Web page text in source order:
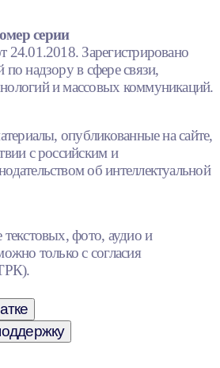
серии
Зарегистрировано
надзору в сфере связи,
и массовых коммуникаций.
опубликованные на сайте,
с российским и
об интеллектуальной
фото, аудио и
только с согласия